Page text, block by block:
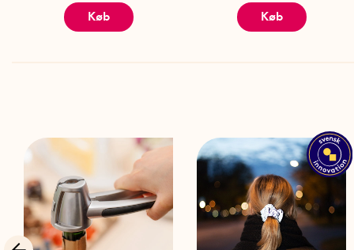
Køb
Køb